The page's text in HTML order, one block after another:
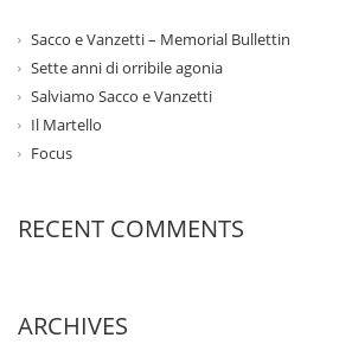
Sacco e Vanzetti – Memorial Bullettin
Sette anni di orribile agonia
Salviamo Sacco e Vanzetti
Il Martello
Focus
RECENT COMMENTS
ARCHIVES